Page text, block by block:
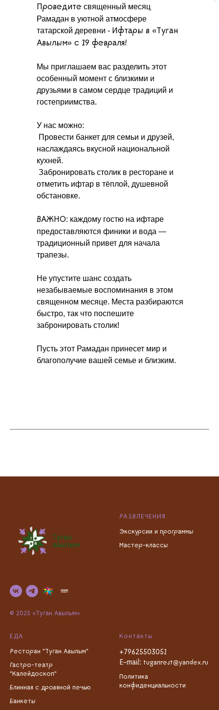
Проведите священный месяц
Рамадан в уютной атмосфере
татарской деревни - Ифтары в «Туган
Авылым» с 19 февраля!
Мы приглашаем вас разделить этот
особенный момент с близкими и
друзьями в самом сердце традиций и
гостеприимства.
У нас можно:
Провести банкет для семьи и друзей,
наслаждаясь вкусной национальной
кухней.
Забронировать столик в ресторане и
отметить ифтар в тёплой, душевной
обстановке.
ВАЖНО: каждому гостю на ифтаре
предоставляются финики и вода —
традиционный привет для начала
трапезы.
Не упустите шанс создать
незабываемые воспоминания в этом
священном месяце. Места разбираются
быстро, так что поспешите
забронировать столик!
Пусть этот Рамадан принесет мир и
благополучие вашей семье и близким.
© 2025 «Туган Авылым»
РАЗВЛЕЧЕНИЯ
Экскурсии и программы
Мастер-классы
ЕДА
Ресторан "Туган Авылым"
Гастро-театр
"Калейдоскоп"
Блинная с дровяной печью
Банкеты
Контакты
+79625503051
E-mail: tuganrest@yandex.ru
Политика
конфиденциальности